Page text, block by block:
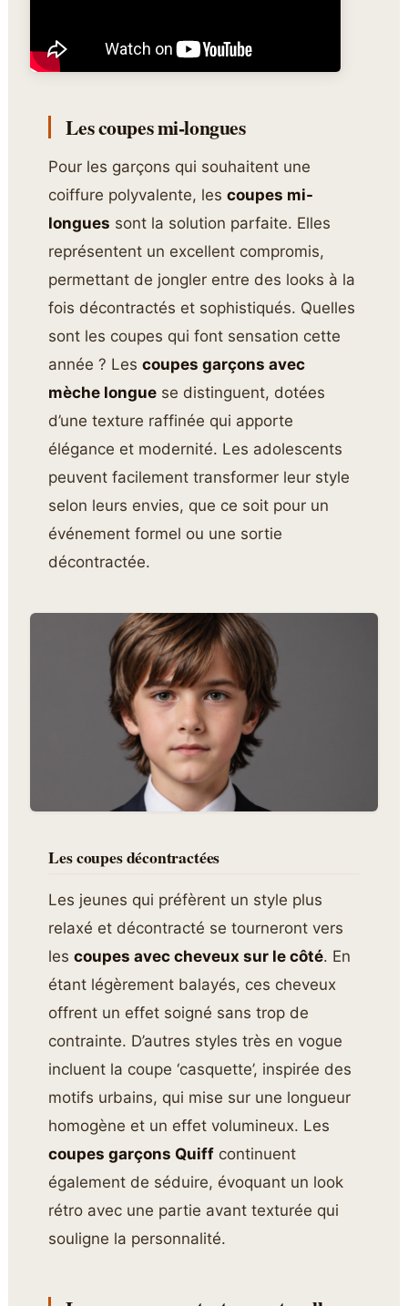
Les coupes mi-longues
Pour les garçons qui souhaitent une
coiffure polyvalente, lescoupes mi-
longues sont la solution parfaite. Elles
représentent un excellent compromis,
permettant de jongler entre des looks à la
fois décontractés et sophistiqués. Quelles
sont les coupes qui font sensation cette
année ? Lescoupes garçons avec
mèche longue se distinguent, dotées
d’une texture raffinée qui apporte
élégance et modernité. Les adolescents
peuvent facilement transformer leur style
selon leurs envies, que ce soit pour un
événement formel ou une sortie
décontractée.
Les coupes décontractées
Les jeunes qui préfèrent un style plus
relaxé et décontracté se tourneront vers
lescoupes avec cheveux sur le côté. En
étant légèrement balayés, ces cheveux
offrent un effet soigné sans trop de
contrainte. D’autres styles très en vogue
incluent la coupe ‘casquette’, inspirée des
motifs urbains, qui mise sur une longueur
homogène et un effet volumineux. Les
coupes garçons Quiff continuent
également de séduire, évoquant un look
rétro avec une partie avant texturée qui
souligne la personnalité.